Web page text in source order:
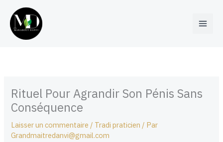
contenu
Rituel Pour Agrandir Son Pénis Sans
Conséquence
Laisser un commentaire / Tradi praticien / Par
Grandmaitredanvi@gmail.com